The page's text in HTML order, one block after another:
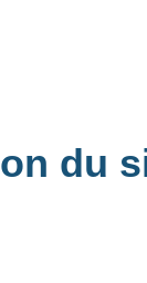
du